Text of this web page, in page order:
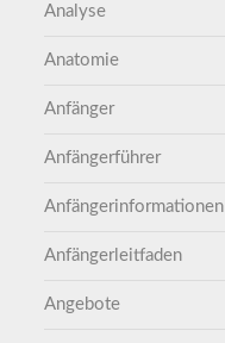
Analyse
Anatomie
Anfänger
Anfängerführer
Anfängerinformationen
Anfängerleitfaden
Angebote